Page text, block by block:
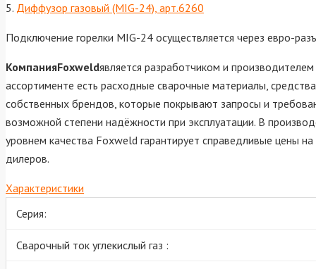
5. Диффузор газовый (MIG-24), арт.6260
Подключение горелки MIG-24 осуществляется через евро-
КомпанияFoxweldявляется разработчиком и
ассортименте есть расходные сварочные материалы,
собственных брендов, которые покрывают запросы и
возможной степени надёжности при эксплуатации. В
уровнем качества Foxweld гарантирует справедливые цены
дилеров.
Характеристики
Серия:
Сварочный ток углекислый газ :